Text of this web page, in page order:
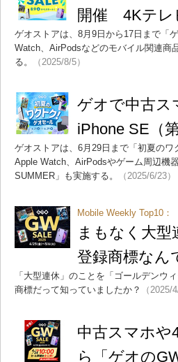
開催 4Kテレ
ゲオストアは、8月9日から17日まで「
Watch、AirPodsなどのモバイル関連商
る。
（2025/8/5）
ゲオで中古ス
iPhone SE（
ゲオストアは、6月29日まで「初夏の
Apple Watch、AirPodsやゲーム周辺機
SUMMER」も実施する。
（2025/6/23）
Mobile Weekly Top10：
まもなく大
登録商標なん
「大型連休」のことを「ゴールデンウ
商標だって知っていましたか？
（2025/
中古スマホ
ら「ゲオの